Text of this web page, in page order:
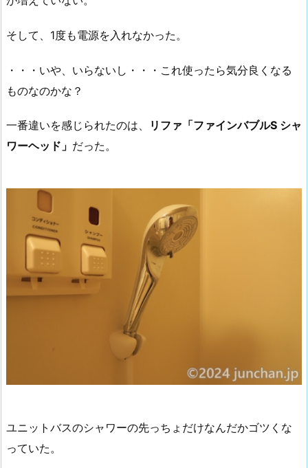
そして、1度も電源を入れなかった。
・・・いや、いらないし・・・これ使ったら気分良くなる
ものなのかな？
一番違いを感じられたのは、
リファ「ファインバブルS シャ
ワーヘッド」 だった。
ユニットバスのシャワーの先っちょだけなんだかゴツくな
っていた。